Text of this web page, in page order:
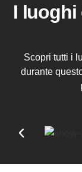
I luoghi
Scopri tutti i
durante